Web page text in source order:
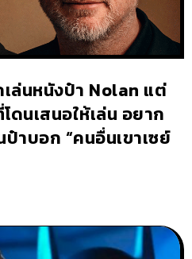
ล่นหนังป๋า Nolan แต่
นเสนอให้เล่น อยาก
าบอก “คนอื่นเขาเซย์